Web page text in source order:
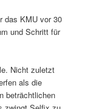
das KMU vor 30
und Schritt für
Nicht zuletzt
als die
beträchtlichen